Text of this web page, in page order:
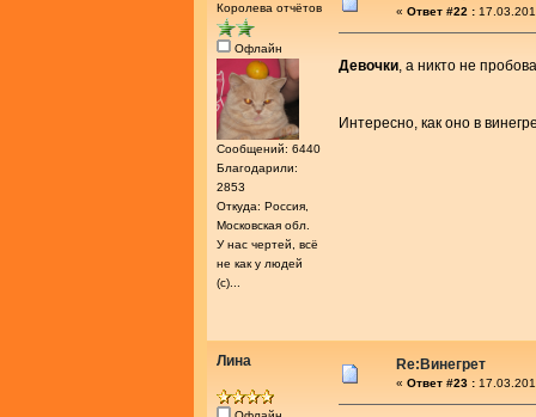
Королева отчётов
Офлайн
Сообщений: 6440
Благодарили:
2853
Откуда: Россия,
Московская обл.
У нас чертей, всё
не как у людей
(с)...
« Ответ #22 :
Девочки, а никто не
Интересно, как оно в
Лина Re:Винегрет
« Ответ #23 :